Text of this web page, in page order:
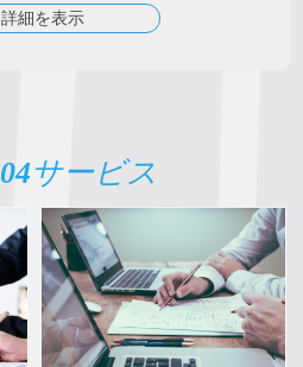
04サービス
詳細を表示